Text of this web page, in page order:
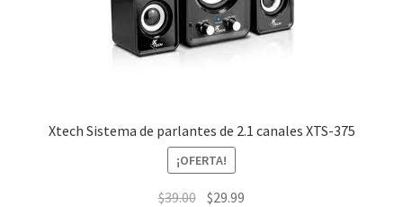
Xtech Sistema de parlantes de 2.1 canales XTS-375
¡OFERTA!
$39.00 El$29.99